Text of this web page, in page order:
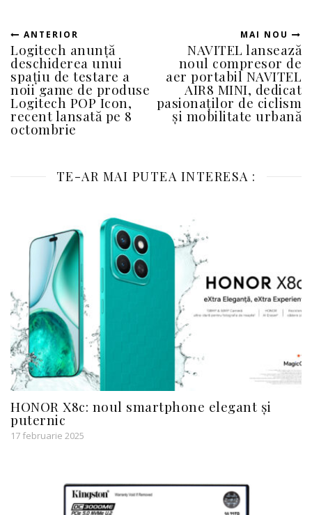
ANTERIOR
Logitech anunță
deschiderea unui
spațiu de testare a
noii game de produse
Logitech POP Icon,
recent lansată pe 8
octombrie
MAI NOU
NAVITEL lansează
noul compresor de
aer portabil NAVITEL
AIR8 MINI, dedicat
pasionaților de ciclism
și mobilitate urbană
TE-AR MAI PUTEA INTERESA :
HONOR X8c: noul smartphone elegant și
puternic
17 februarie 2025